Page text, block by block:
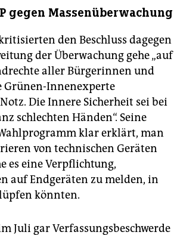
gegen Massenüberwachung
den Beschluss dagegen
der Überwachung gehe „auf
aller Bürgerinnen und
Grünen-Innenexperte
Die Innere Sicherheit sei bei
schlechten Händen“. Seine
klar erklärt, man
von technischen Geräten
es eine Verpflichtung,
auf Endgeräten zu melden, in
könnten.
Juli gar Verfassungsbeschwerde